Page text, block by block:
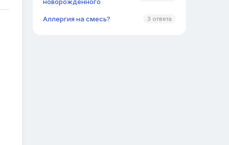
Аллергия на смесь? 3 ответа